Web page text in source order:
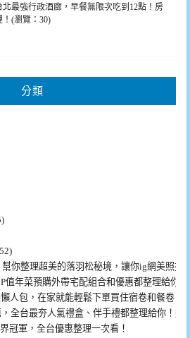
北最強行政酒廊，早餐無限次吃到12點！房
(瀏覽：30)
分類
你整理超美的落羽松秘境，讓你ig網美照拍
值年菜預購外帶宅配組合和優惠都整理給你！
人包，在家就能輕鬆下單買住宿卷和餐卷！
全台最夯人氣禮盒、伴手禮都整理給你！過
冠軍，全台優惠整理一次看！